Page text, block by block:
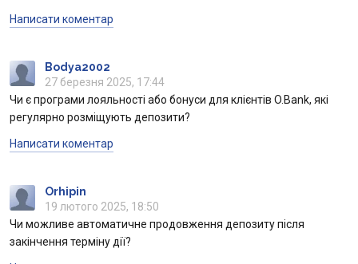
Написати коментар
Bodya2002
27 березня 2025, 17:44
Чи є програми лояльності або бонуси для клієнтів O.Bank, які
регулярно розміщують депозити?
Написати коментар
Orhipin
19 лютого 2025, 18:50
Чи можливе автоматичне продовження депозиту після
закінчення терміну дії?